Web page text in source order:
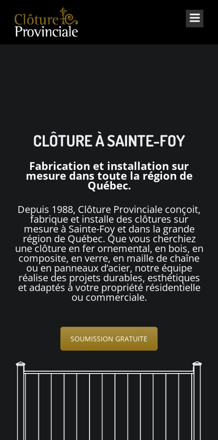
CLÔTURE À SAINTE-FOY
Fabrication et installation sur
mesure dans toute la région de
Québec.
Depuis 1988, Clôture Provinciale conçoit,
fabrique et installe des clôtures sur
mesure à Sainte-Foy et dans la grande
région de Québec. Que vous cherchiez
une clôture en fer ornemental, en bois, en
composite, en verre, en maille de chaîne
ou en panneaux d’acier, notre équipe
réalise des projets durables, esthétiques
et adaptés à votre propriété résidentielle
ou commerciale.
SOUMISSION GRATUITE